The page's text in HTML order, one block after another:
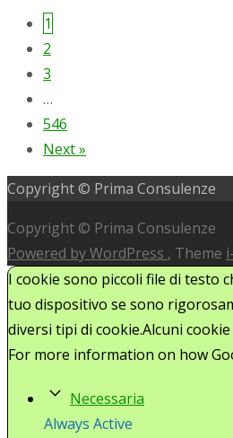
Posts
navigation
1
2
3
…
546
Next »
Copyright © Prima Consulenze
Copyright © Prima Consulenze
Powered by WordPress , Theme
I cookie sono piccoli file di testo
tuo dispositivo se sono
diversi tipi di cookie.Alcuni
For more information on how
Necessaria
Always Active